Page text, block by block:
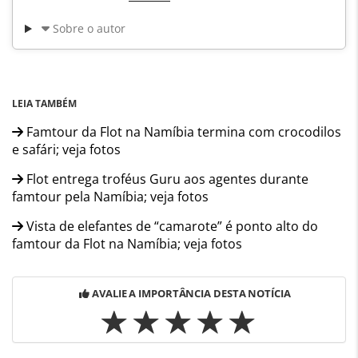
Sobre o autor
LEIA TAMBÉM
Famtour da Flot na Namíbia termina com crocodilos
e safári; veja fotos
Flot entrega troféus Guru aos agentes durante
famtour pela Namíbia; veja fotos
Vista de elefantes de “camarote” é ponto alto do
famtour da Flot na Namíbia; veja fotos
AVALIE A IMPORTÂNCIA DESTA NOTÍCIA